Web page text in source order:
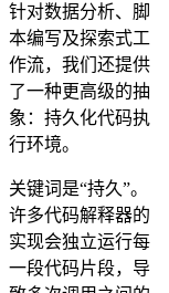
针对数据分析、脚
本编写及探索式工
作流，我们还提供
了一种更高级的抽
象：持久化代码执
行环境。
关键词是“持久”。
许多代码解释器的
实现会独立运行每
一段代码片段，导